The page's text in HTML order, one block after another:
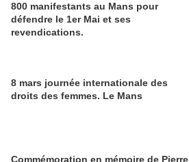
800 manifestants au Mans pour
défendre le 1er Mai et ses
revendications.
8 mars journée internationale des
droits des femmes. Le Mans
Commémoration en mémoire de Pierre